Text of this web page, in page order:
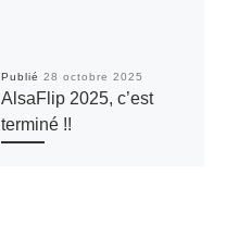
Publié 28 octobre 2025
AlsaFlip 2025, c’est
terminé !!